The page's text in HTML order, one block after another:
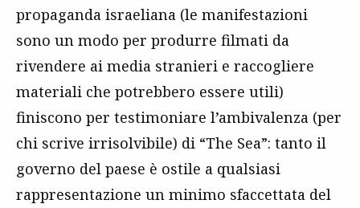
propaganda israeliana (le manifestazioni
sono un modo per produrre filmati da
rivendere ai media stranieri e raccogliere
materiali che potrebbero essere utili)
finiscono per testimoniare l’ambivalenza (per
chi scrive irrisolvibile) di “The Sea”: tanto il
governo del paese è ostile a qualsiasi
rappresentazione un minimo sfaccettata del